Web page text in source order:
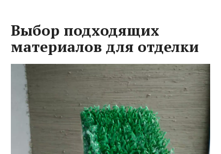
Выбор подходящих
материалов для отделки